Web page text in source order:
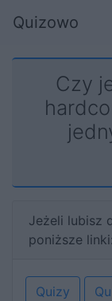
Quizowo
Czy
Jeżeli lubisz
poniższe linki:
Quizy